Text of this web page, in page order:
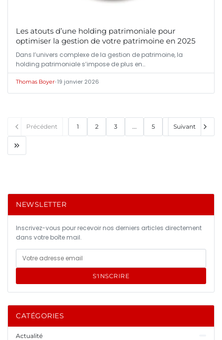
Les atouts d’une holding patrimoniale pour
optimiser la gestion de votre patrimoine en 2025
Dans l’univers complexe de la gestion de patrimoine, la
holding patrimoniale s’impose de plus en…
Thomas Boyer•19 janvier 2026
Précédent 1 2 3 ... 5 Suivant
NEWSLETTER
Inscrivez-vous pour recevoir nos derniers articles directement
dans votre boîte mail.
S'INSCRIRE
CATÉGORIES
Actualité